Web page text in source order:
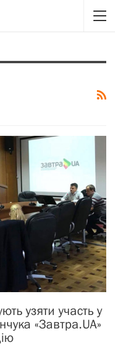
узяти участь у
«Завтра.UA»